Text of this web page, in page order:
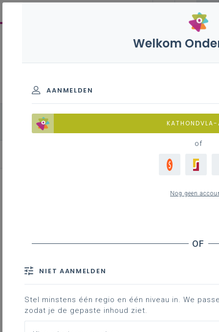
- 3de graad - D/A-
finaliteit
alle onderdelen Chemie
Biologie
Fysica
Contact
In onderstaande tabel vind je terug
welke pedagogisch begeleider je
kan contacteren voor welk
onderdeel. Contactgegevens vind je
helemaal onderaan de pagina.
Welkom
AANMELDEN
of
Nog geen
NIET AANMELDEN
Stel minstens één regio en één niveau in. We
zodat je de gepaste inhoud ziet.